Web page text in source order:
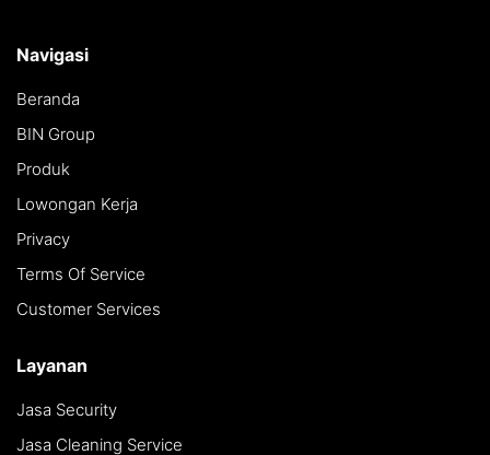
Navigasi
Beranda
BIN Group
Produk
Lowongan Kerja
Privacy
Terms Of Service
Customer Services
Layanan
Jasa Security
Jasa Cleaning Service